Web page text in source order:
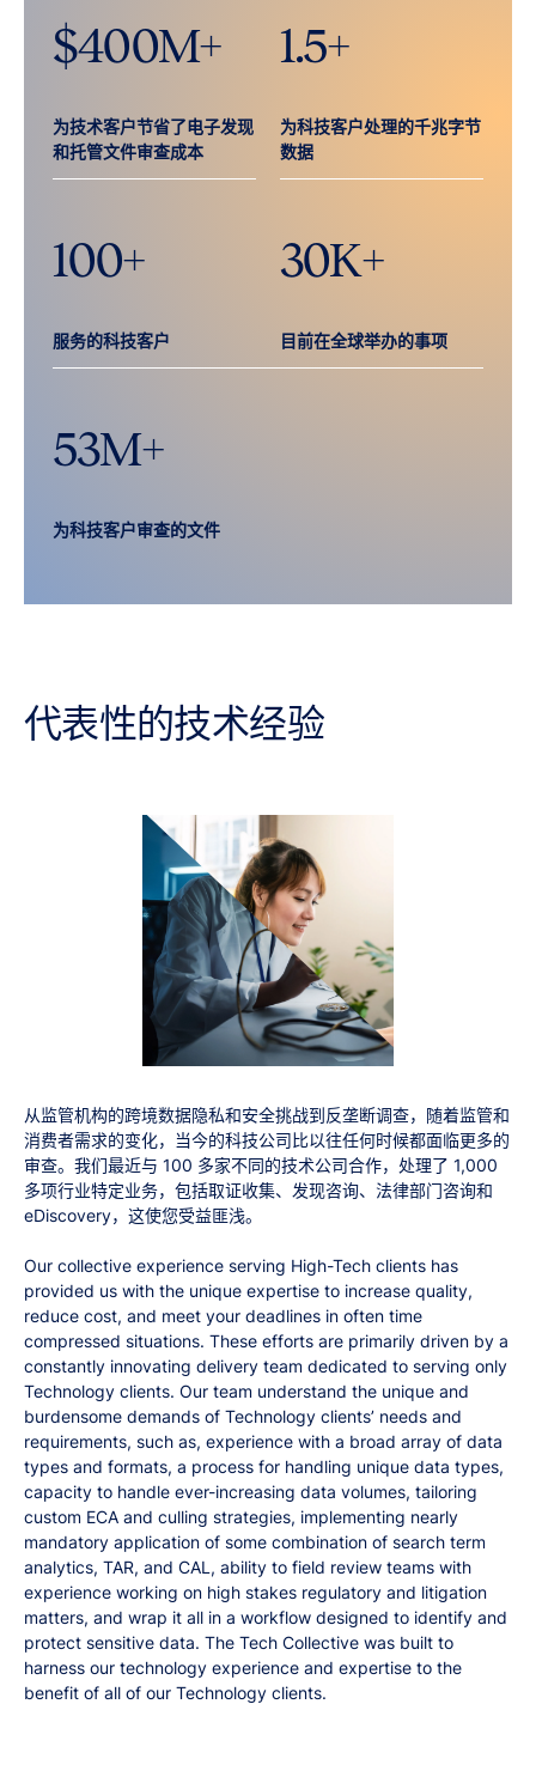
$400M+
为技术客户节省了电子发现
和托管文件审查成本
1.5+
为科技客户处理的千兆字节
数据
100+
服务的科技客户
30K+
目前在全球举办的事项
53M+
为科技客户审查的文件
代表性的技术经验
从监管机构的跨境数据隐私和安全挑战到反垄断调查，随着监管和
消费者需求的变化，当今的科技公司比以往任何时候都面临更多的
审查。我们最近与 100 多家不同的技术公司合作，处理了 1,000
多项行业特定业务，包括取证收集、发现咨询、法律部门咨询和
eDiscovery，这使您受益匪浅。
Our collective experience serving High-Tech clients has
provided us with the unique expertise to increase quality,
reduce cost, and meet your deadlines in often time
compressed situations. These efforts are primarily driven by a
constantly innovating delivery team dedicated to serving only
Technology clients. Our team understand the unique and
burdensome demands of Technology clients’ needs and
requirements, such as, experience with a broad array of data
types and formats, a process for handling unique data types,
capacity to handle ever-increasing data volumes, tailoring
custom ECA and culling strategies, implementing nearly
mandatory application of some combination of search term
analytics, TAR, and CAL, ability to field review teams with
experience working on high stakes regulatory and litigation
matters, and wrap it all in a workflow designed to identify and
protect sensitive data. The Tech Collective was built to
harness our technology experience and expertise to the
benefit of all of our Technology clients.